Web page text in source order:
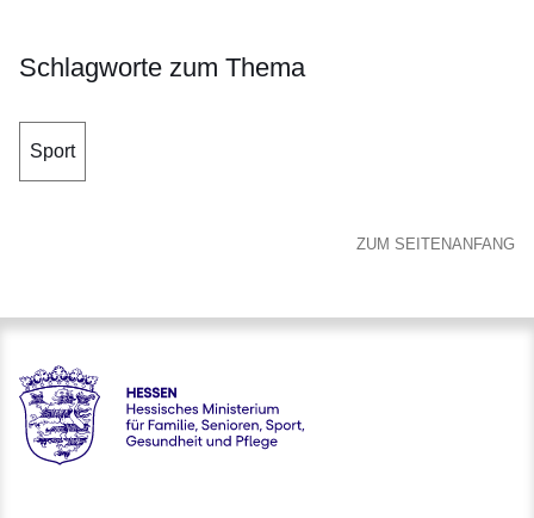
Schlagworte zum Thema
Sport
ZUM SEITENANFANG
Hessen - Hessisches Ministerium für Familie, Senioren,